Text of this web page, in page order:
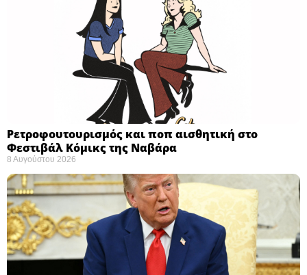
Ρετροφουτουρισμός και ποπ αισθητική στο
Φεστιβάλ Κόμικς της Ναβάρα ​
8 Αυγούστου 2026